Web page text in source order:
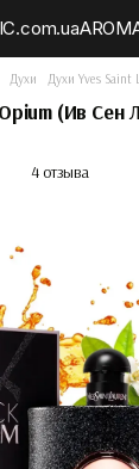
Духи Духи Yves Saint
(Ив Сен
4 отзыва